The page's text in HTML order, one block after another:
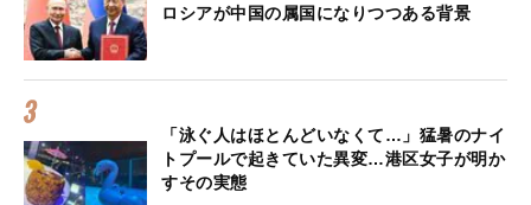
ロシアが中国の属国になりつつある背景
「泳ぐ人はほとんどいなくて…」猛暑のナイ
トプールで起きていた異変…港区女子が明か
すその実態